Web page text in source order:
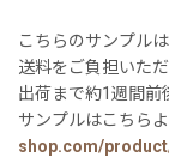
こちらのサンプル
送料をご負担いただ
出荷まで約1週間前
サンプルはこちら
shop.com/